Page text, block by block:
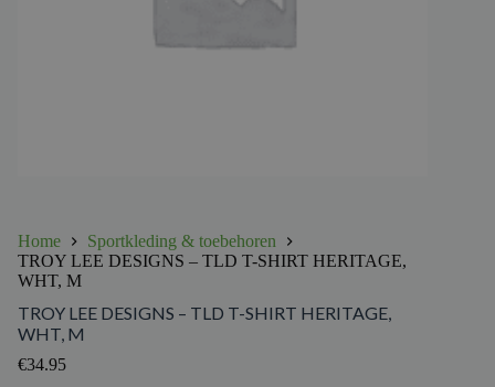
Home
Sportkleding & toebehoren
TROY LEE DESIGNS – TLD T-SHIRT HERITAGE,
WHT, M
TROY LEE DESIGNS – TLD T-SHIRT HERITAGE,
WHT, M
€34.95